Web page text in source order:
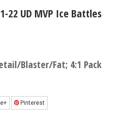
22 UD MVP Ice Battles
Blaster/Fat; 4:1 Pack
Pinterest